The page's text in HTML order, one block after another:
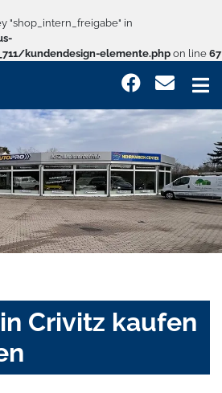
"shop_intern_freigabe" in
kundendesign-elemente.php on line 67
Crivitz kaufen